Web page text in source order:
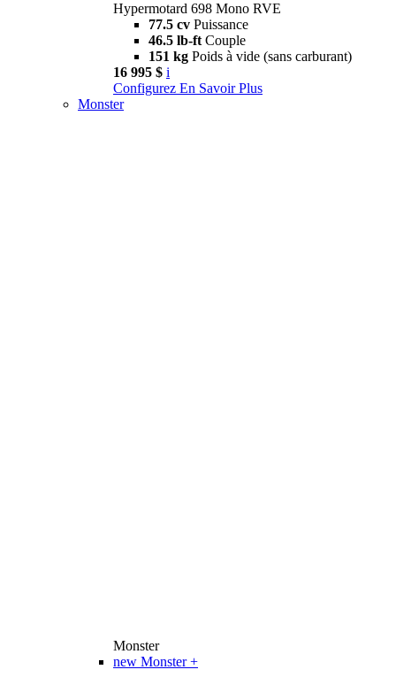
Hypermotard 698 Mono RVE
77.5 cv Puissance
46.5 lb-ft Couple
151 kg Poids à vide (sans carburant)
16 995 $ i
Configurez En Savoir Plus
Monster
Monster
new Monster +